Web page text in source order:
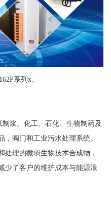
系列x、
浆、化工、石化、生物制药及
阀门和工业污水处理系统。
处理的微弱生物技术合成物，
少了客户的维护成本与能源浪